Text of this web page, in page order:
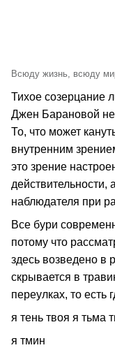
Всюду жизнь, всюду
Тихое созерцание
Джен Барановой не
То, что может
внутренним
это зрение
действительности,
наблюдателя при
Все бури
потому что
здесь возведено в
скрывается в
переулках, то
я тень твоя я тьма
я тмин